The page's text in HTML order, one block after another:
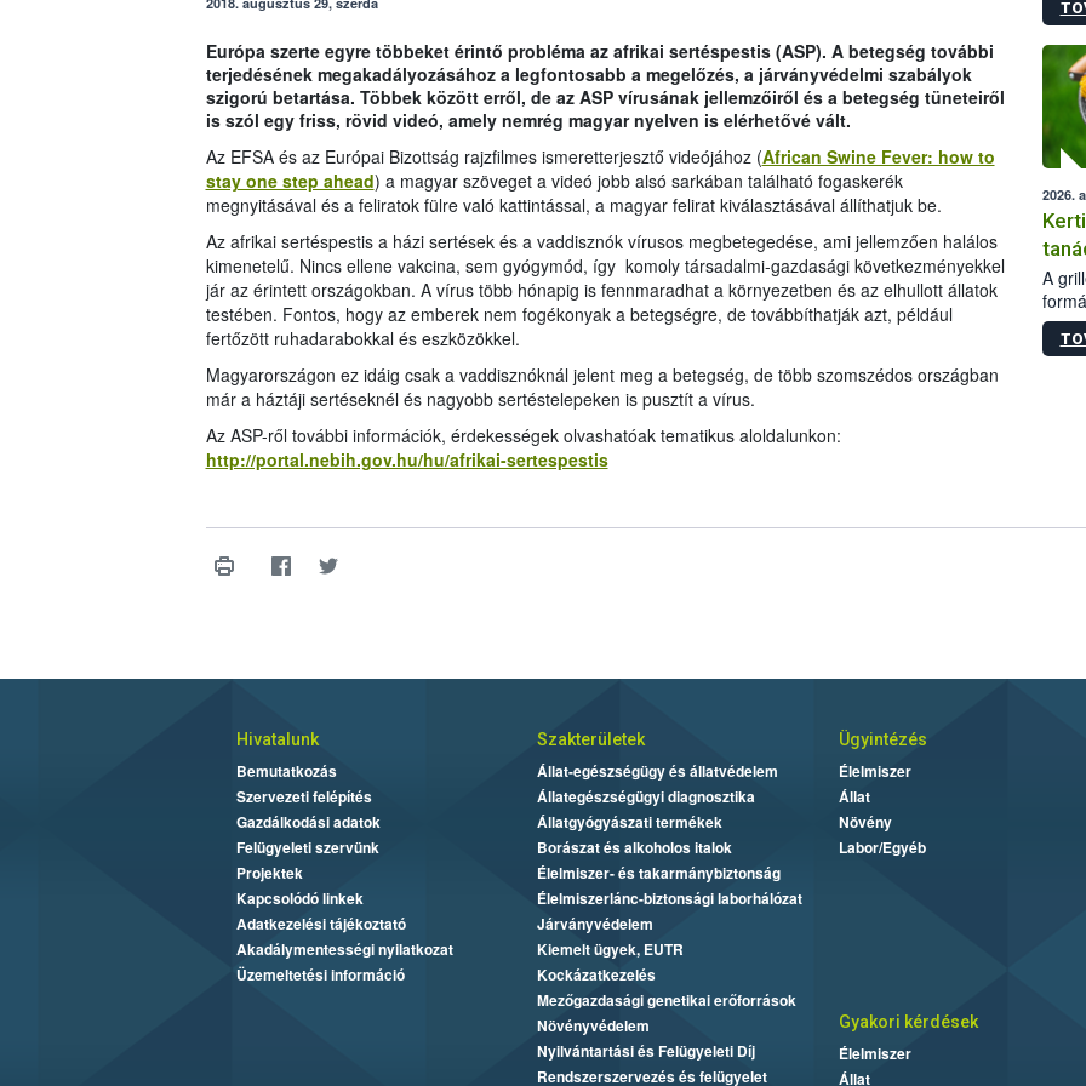
Európa szerte egyre többeket érintő probléma az afrikai sertéspestis (ASP). A betegség további
terjedésének megakadályozásához a legfontosabb a megelőzés, a járványvédelmi szabályok
szigorú betartása. Többek között erről, de az ASP vírusának jellemzőiről és a betegség tüneteiről
is szól egy friss, rövid videó, amely nemrég magyar nyelven is elérhetővé vált.
Az EFSA és az Európai Bizottság rajzfilmes ismeretterjesztő videójához (African Swine Fever: how to
stay one step ahead) a magyar szöveget a videó jobb alsó sarkában található fogaskerék
megnyitásával és a feliratok fülre való kattintással, a magyar felirat kiválasztásával állíthatjuk be.
Az afrikai sertéspestis a házi sertések és a vaddisznók vírusos megbetegedése, ami jellemzően halálos
kimenetelű. Nincs ellene vakcina, sem gyógymód, így komoly társadalmi-gazdasági következményekkel
jár az érintett országokban. A vírus több hónapig is fennmaradhat a környezetben és az elhullott állatok
testében. Fontos, hogy az emberek nem fogékonyak a betegségre, de továbbíthatják azt, például
fertőzött ruhadarabokkal és eszközökkel.
Magyarországon ez idáig csak a vaddisznóknál jelent meg a betegség, de több szomszédos országban
már a háztáji sertéseknél és nagyobb sertéstelepeken is pusztít a vírus.
Az ASP-ről további információk, érdekességek olvashatóak tematikus aloldalunkon:
http://portal.nebih.gov.hu/hu/afrikai-sertespestis
Az
2026.
A
a
Hivatalunk
Bemutatkozás
Szervezeti felépítés
Gazdálkodási adatok
Felügyeleti szervünk
Projektek
Kapcsolódó linkek
Adatkezelési tájékoztató
Akadálymentességi nyilatkozat
Üzemeltetési információ
Szakterületek
Állat-egészségügy és állatvédelem
Állategészségügyi diagnosztika
Állatgyógyászati termékek
Borászat és alkoholos italok
Élelmiszer- és takarmánybiztonság
Élelmiszerlánc-biztonsági laborhálózat
Járványvédelem
Kiemelt ügyek, EUTR
Kockázatkezelés
Mezőgazdasági genetikai erőforrások
Növényvédelem
Nyilvántartási és Felügyeleti Díj
Rendszerszervezés és felügyelet
Ügyintézés
Élelmiszer
Állat
Növény
Labor/Egyéb
Gyakori kérdések
Élelmiszer
Állat